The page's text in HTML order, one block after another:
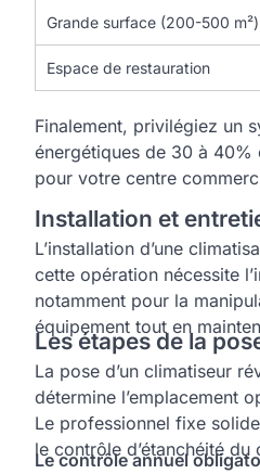
Grande surface (200-500 m²)
Espace de restauration
Finalement, privilégiez un
énergétiques de 30 à 40%
pour votre centre
Installation et
L’installation d’une
cette opération nécessite
notamment pour la
équipement tout en
Les étapes de la
La pose d’un climatiseur
détermine l’emplacement
Le professionnel fixe
le contrôle d’étanchéité
Le contrôle annuel